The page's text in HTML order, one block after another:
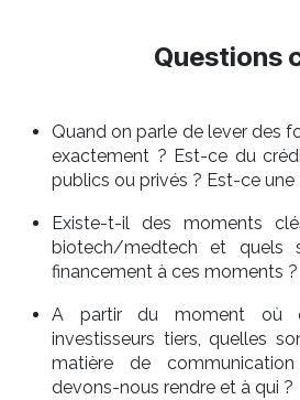
Questions
Quand on parle de lever des
exactement ? Est-ce du
publics ou privés ? Est-ce une
Existe-t-il des moments
biotech/medtech et quels
financement à ces moments ?
A partir du moment où
investisseurs tiers, quelles
matière de
devons-nous rendre et à qui ?